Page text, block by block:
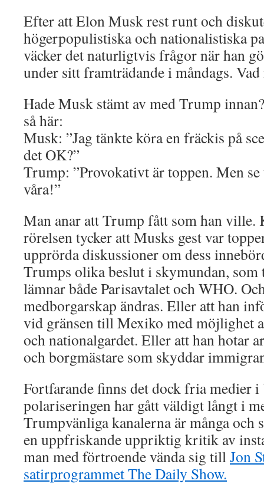
Efter att Elon Musk rest runt och
högerpopulistiska och nationalistiska
väcker det naturligtvis frågor när han
under sitt framträdande i måndags. Vad
Hade Musk stämt av med Trump
så här:
Musk: ”Jag tänkte köra en fräckis på
det OK?”
Trump: ”Provokativt är toppen. Men
våra!”
Man anar att Trump fått som han
rörelsen tycker att Musks gest var
upprörda diskussioner om dess
Trumps olika beslut i skymundan,
lämnar både Parisavtalet och WHO.
medborgarskap ändras. Eller att han
vid gränsen till Mexiko med möjlighet
och nationalgardet. Eller att han hotar
och borgmästare som skyddar
Fortfarande finns det dock fria medier i
polariseringen har gått väldigt långt i
Trumpvänliga kanalerna är många och
en uppfriskande uppriktig kritik av
man med förtroende vända sig tillJon
satirprogrammet The Daily Show.